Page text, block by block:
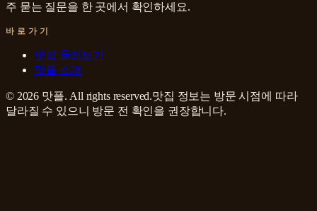
주 묻는 질문을 한 곳에서 확인하세요.
바로가기
맛집 둘러보기
맛플 소개
© 2026 맛플. All rights reserved.맛집 정보는 방문 시점에 따라
달라질 수 있으니 방문 전 확인을 권장합니다.